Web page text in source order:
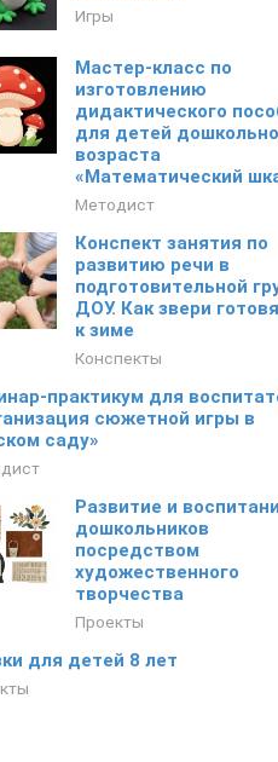
Игры
Мастер-класс по
изготовлению
дидактического
для детей
возраста
«Математический
Методист
Конспект занятия по
развитию речи в
подготовительной
ДОУ. Как звери
к зиме
Конспекты
практикум для
сюжетной игры в
саду»
Развитие и
дошкольников
посредством
художественного
творчества
Проекты
для детей 8 лет